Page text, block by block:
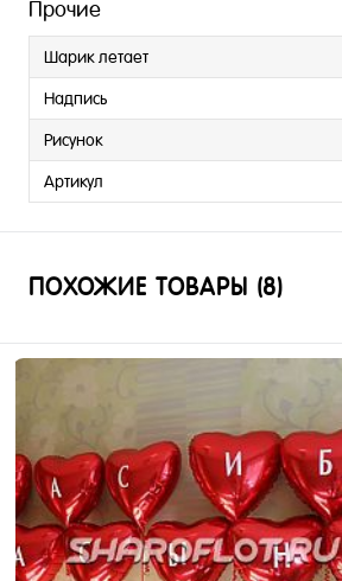
Прочие
Шарик летает
Надпись
Рисунок
Артикул
ПОХОЖИЕ ТОВАРЫ (8)